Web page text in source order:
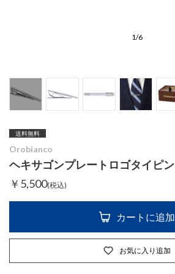
1/6
送料無料
Orobianco
ヘキサゴンプレートロゴタイピン
￥5,500(税込)
カートに追加
お気に入り追加